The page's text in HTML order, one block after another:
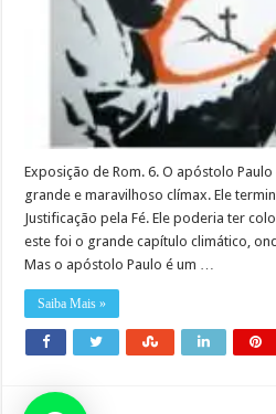
Exposição de Rom. 6. O apóstolo Paulo
grande e maravilhoso clímax. Ele
Justificação pela Fé. Ele poderia ter
este foi o grande capítulo climático,
Mas o apóstolo Paulo é um …
Saiba Mais »